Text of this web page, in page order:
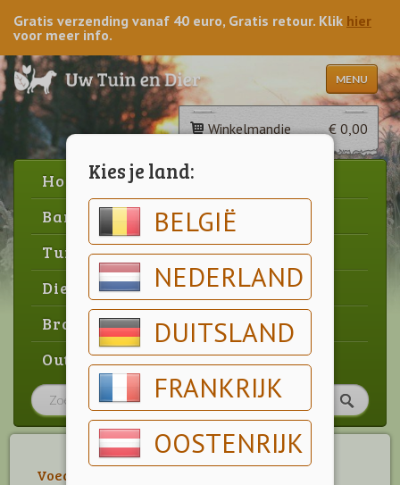
Kies je land:
BELGIË
NEDERLAND
DUITSLAND
FRANKRIJK
OOSTENRIJK
Gratis verzending vanaf 40 euro, Gratis retour. Klik hier
voor meer info.
MENU
Winkelmandje € 0,00
Home
Barbecue
Tuin
Dier
Brood & gebak
Outlet
Voeding